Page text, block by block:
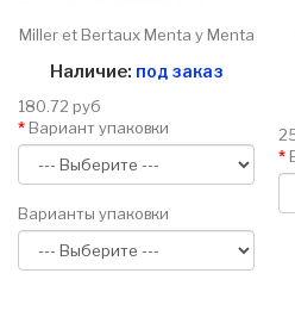
Miller et Bertaux Menta y Menta
Наличие: под заказ
180.72 руб
Вариант упаковки
Варианты упаковки